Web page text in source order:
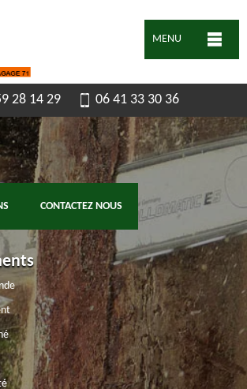
MENU
28 14 29 06 41 33 30 36
CONTACTEZ NOUS